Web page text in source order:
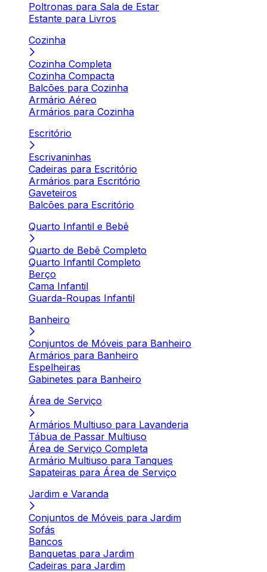
Poltronas para Sala de Estar
Estante para Livros
Cozinha
Cozinha Completa
Cozinha Compacta
Balcões para Cozinha
Armário Aéreo
Armários para Cozinha
Escritório
Escrivaninhas
Cadeiras para Escritório
Armários para Escritório
Gaveteiros
Balcões para Escritório
Quarto Infantil e Bebê
Quarto de Bebê Completo
Quarto Infantil Completo
Berço
Cama Infantil
Guarda-Roupas Infantil
Banheiro
Conjuntos de Móveis para Banheiro
Armários para Banheiro
Espelheiras
Gabinetes para Banheiro
Área de Serviço
Armários Multiuso para Lavanderia
Tábua de Passar Multiuso
Área de Serviço Completa
Armário Multiuso para Tanques
Sapateiras para Área de Serviço
Jardim e Varanda
Conjuntos de Móveis para Jardim
Sofás
Bancos
Banquetas para Jardim
Cadeiras para Jardim